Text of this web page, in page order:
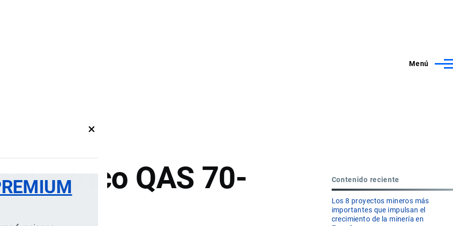
Menú
×
eléctrico QAS 70-
Contenido reciente
Los 8 proyectos mineros más
importantes que impulsan el
crecimiento de la minería en